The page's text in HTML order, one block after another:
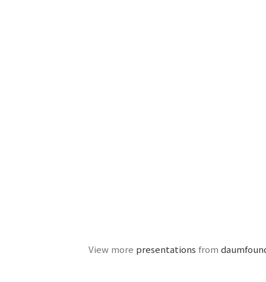
View more presentations from